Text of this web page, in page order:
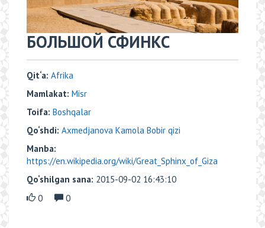
БОЛЬШОЙ СФИНКС
Qit‘a: Аfrika
Mamlakat: Misr
Toifa: Boshqalar
Qo‘shdi: Axmedjanova Kamola Bobir qizi
Manba:
https://en.wikipedia.org/wiki/Great_Sphinx_of_Giza
Qo‘shilgan sana: 2015-09-02 16:43:10
0
0